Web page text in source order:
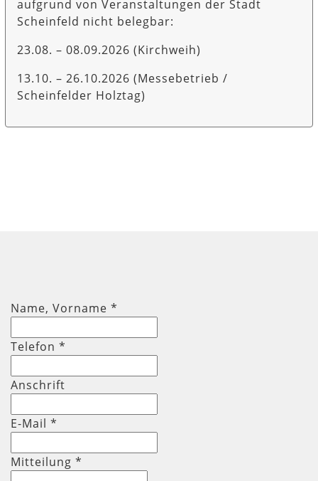
aufgrund von Veranstaltungen der Stadt
Scheinfeld nicht belegbar:
23.08. – 08.09.2026 (Kirchweih)
13.10. – 26.10.2026 (Messebetrieb /
Scheinfelder Holztag)
Name, Vorname *
Telefon *
Anschrift
E-Mail *
Mitteilung *